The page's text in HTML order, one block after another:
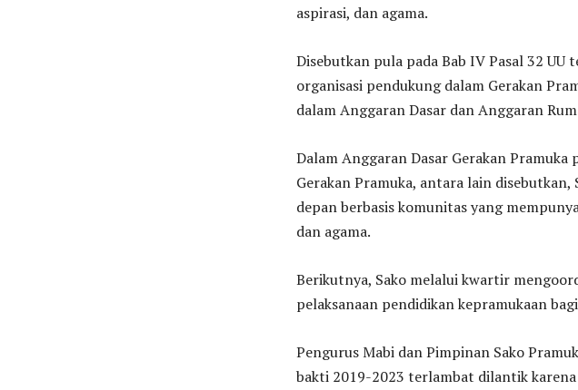
aspirasi, dan agama.
Disebutkan pula pada Bab IV Pasal 32 UU
organisasi pendukung dalam Gerakan
dalam Anggaran Dasar dan Anggaran
Dalam Anggaran Dasar Gerakan
Gerakan Pramuka, antara lain
depan berbasis komunitas yang
dan agama.
Berikutnya, Sako melalui kwartir
pelaksanaan pendidikan kepramukaan
Pengurus Mabi dan Pimpinan Sako
bakti 2019-2023 terlambat dilantik